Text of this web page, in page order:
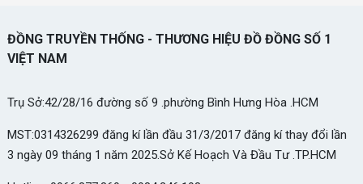
ĐỒNG TRUYỀN THỐNG - THƯƠNG HIỆU ĐỒ ĐỒNG SỐ 1
VIỆT NAM
Trụ Sở:42/28/16 đường số 9 .phường Bình Hưng Hòa .HCM
MST:0314326299 đăng kí lần đầu 31/3/2017 đăng kí thay đổi lần
3 ngày 09 tháng 1 năm 2025.Sở Kế Hoạch Và Đầu Tư .TP.HCM